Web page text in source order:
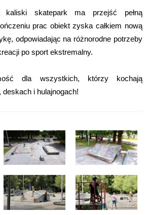
kaliski skatepark ma przejść pełną
prac obiekt zyska całkiem nową
odpowiadając na różnorodne potrzeby
po sport ekstremalny.
dla wszystkich, którzy kochają
i hulajnogach!